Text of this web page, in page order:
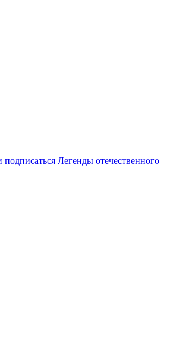
подписаться Легенды отечественного